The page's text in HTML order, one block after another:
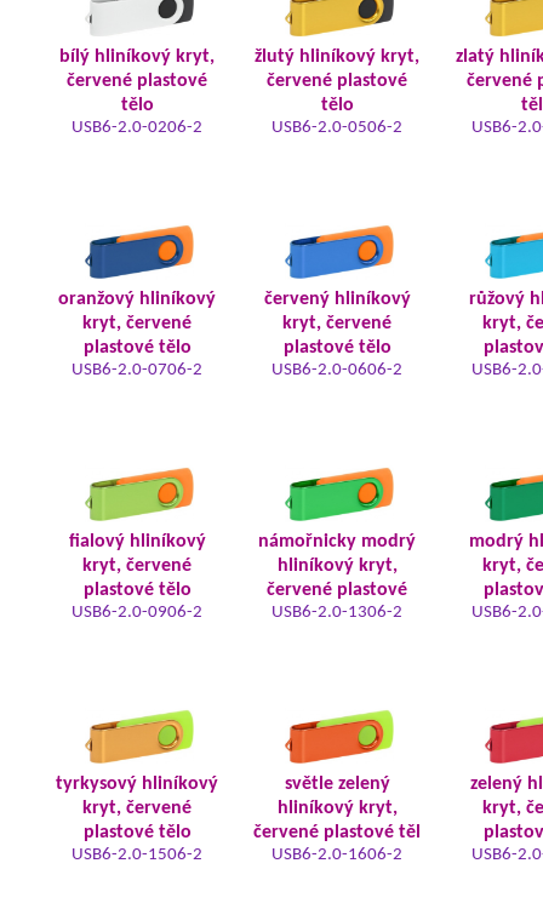
bílý hliníkový kryt,
červené plastové
tělo
USB6-2.0-0206-2
žlutý hliníkový kryt,
červené plastové
tělo
USB6-2.0-0506-2
zlatý
červené
USB6-
oranžový hliníkový
kryt, červené
plastové tělo
USB6-2.0-0706-2
červený hliníkový
kryt, červené
plastové tělo
USB6-2.0-0606-2
růžový
kryt,
USB6-
fialový hliníkový
kryt, červené
plastové tělo
USB6-2.0-0906-2
námořnicky modrý
hliníkový kryt,
červené plastové
USB6-2.0-1306-2
modrý
kryt,
USB6-
tyrkysový hliníkový
kryt, červené
plastové tělo
USB6-2.0-1506-2
světle zelený
hliníkový kryt,
červené plastové těl
USB6-2.0-1606-2
zelený
kryt,
USB6-